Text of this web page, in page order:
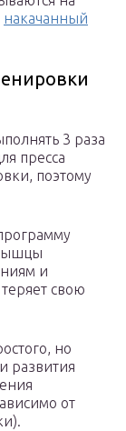
накачанный
3 раза
пресса
поэтому
и
свою
но
развития
от